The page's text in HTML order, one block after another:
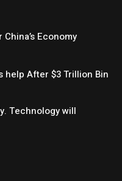
Economy
help After $3 Trillion Bin
Technology will